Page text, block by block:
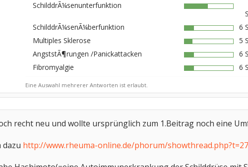
SchilddrÃ¼senunterfunktion
SchilddrÃ¼senÃ¼berfunktion 6
Multiples Sklerose
5
AngststÃ¶rungen /Panickattacken
6
Fibromyalgie
6
Eine Auswahl mehrerer Antworten ist erlaubt.
recht neu und wollte ursprünglich zum 1.Beitrag noch eine
dazu http://www.rheuma-online.de/phorum/